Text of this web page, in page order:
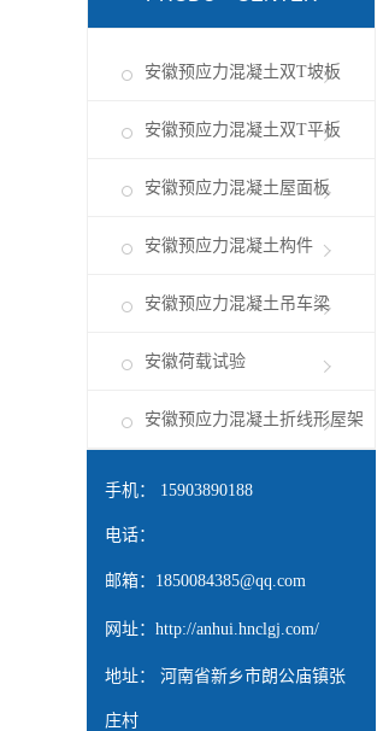
安徽预应力混凝土双T坡板
安徽预应力混凝土双T平板
安徽预应力混凝土屋面板
安徽预应力混凝土构件
安徽预应力混凝土吊车梁
安徽荷载试验
安徽预应力混凝土折线形屋架
手机： 15903890188
电话：
邮箱： 1850084385@qq.com
网址： http://anhui.hnclgj.com/
地址： 河南省新乡市朗公庙镇张
庄村